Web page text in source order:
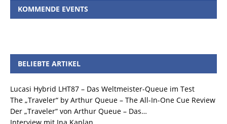
KOMMENDE EVENTS
BELIEBTE ARTIKEL
Lucasi Hybrid LHT87 – Das Weltmeister-Queue im Test
The „Traveler“ by Arthur Queue – The All-In-One Cue Review
Der „Traveler“ von Arthur Queue – Das…